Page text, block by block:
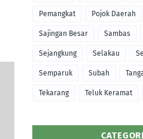
Pemangkat Pojok Daerah
Sajingan Besar Sambas
Sejangkung Selakau
Semparuk Subah
Tekarang Teluk Keramat